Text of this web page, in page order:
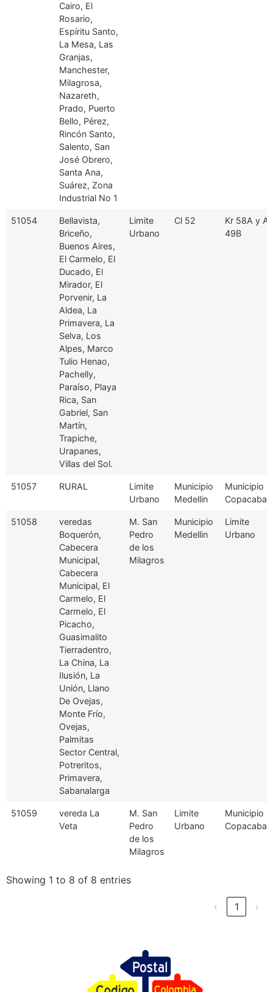
Cairo, El
Rosario,
Espíritu Santo,
La Mesa, Las
Granjas,
Manchester,
Milagrosa,
Nazareth,
Prado, Puerto
Bello, Pérez,
Rincón Santo,
Salento, San
José Obrero,
Santa Ana,
Suárez, Zona
Industrial No 1
51054
Bellavista,
Briceño,
Buenos Aires,
El Carmelo, El
Ducado, El
Mirador, El
Porvenir, La
Aldea, La
Primavera, La
Selva, Los
Alpes, Marco
Tulio Henao,
Pachelly,
Paraíso, Playa
Rica, San
Gabriel, San
Martín,
Trapiche,
Urapanes,
Villas del Sol.
Limite
Urbano
Cl 52
Kr 58A y Ak
49B
51057 RURAL
Limite
Urbano
Municipio
Medellin
Municipio
51058
veredas
Boquerón,
Cabecera
Municipal,
Cabecera
Municipal, El
Carmelo, El
Carmelo, El
Picacho,
Guasimalito
Tierradentro,
La China, La
Ilusión, La
Unión, Llano
De Ovejas,
Monte Frío,
Ovejas,
Palmitas
Sector Central,
Potreritos,
Primavera,
Sabanalarga
M. San
Pedro
de los
Milagros
Municipio
Medellin
Limite
Urbano
51059
vereda La
Veta
M. San
Pedro
de los
Milagros
Limite
Urbano
Municipio
Showing 1 to 8 of 8 entries
‹ 1 ›